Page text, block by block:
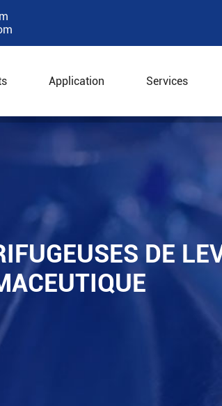
Application Services
DE